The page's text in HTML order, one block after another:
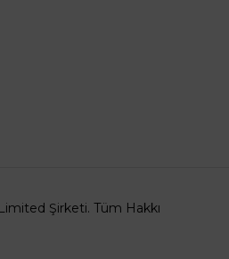
Şirketi. Tüm Hakkı